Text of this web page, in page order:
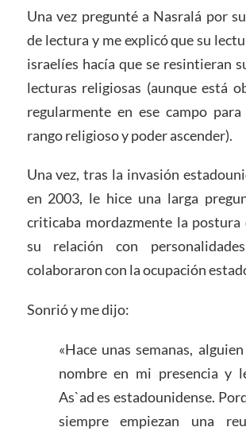
Una vez pregunté a Nasralá por
de lectura y me explicó que su
israelíes hacía que se resintieran
lecturas religiosas (aunque está
regularmente en ese campo
rango religioso y poder ascender).
Una vez, tras la invasión
en 2003, le hice una larga
criticaba mordazmente la postura
su relación con
colaboraron con la ocupación
Sonrió y me dijo:
«Hace unas semanas,
nombre en mi presencia y
As`ad es estadounidense.
siempre empiezan una